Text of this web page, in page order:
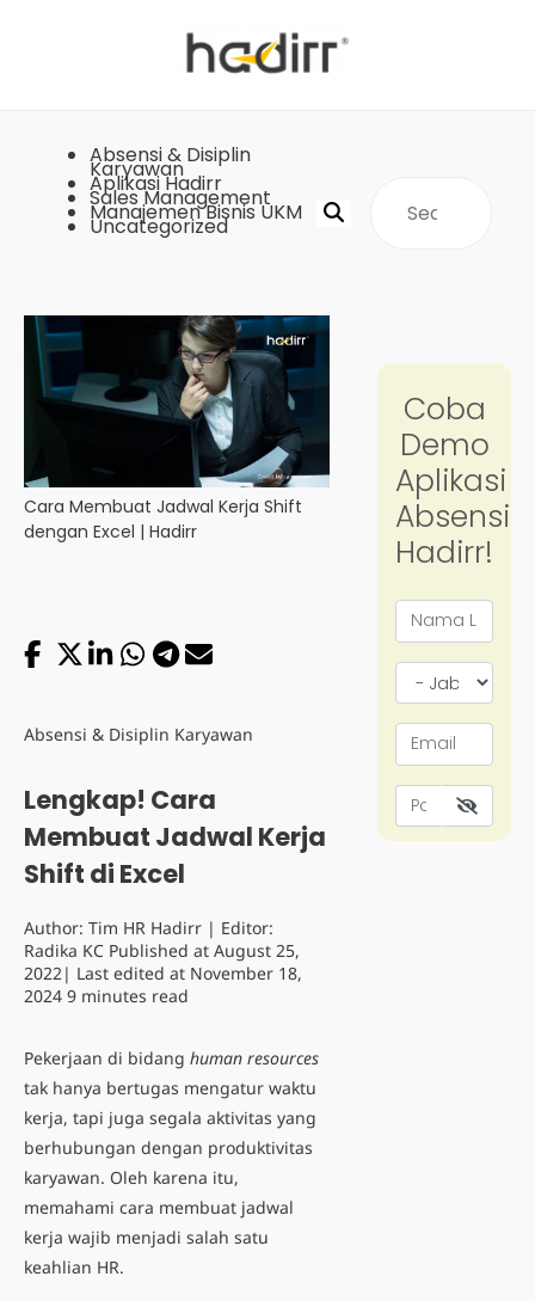
Absensi & Disiplin
Karyawan
Aplikasi Hadirr
Sales Management
Manajemen Bisnis UKM
Uncategorized
Cara Membuat Jadwal Kerja Shift
dengan Excel | Hadirr
Absensi & Disiplin Karyawan
Lengkap! Cara
Membuat Jadwal Kerja
Shift di Excel
Author: Tim HR Hadirr | Editor:
Radika KC Published at August 25,
2022| Last edited at November 18,
2024 9 minutes read
Pekerjaan di bidang human resources
tak hanya bertugas mengatur waktu
kerja, tapi juga segala aktivitas yang
berhubungan dengan produktivitas
karyawan. Oleh karena itu,
memahami cara membuat jadwal
kerja wajib menjadi salah satu
keahlian HR.